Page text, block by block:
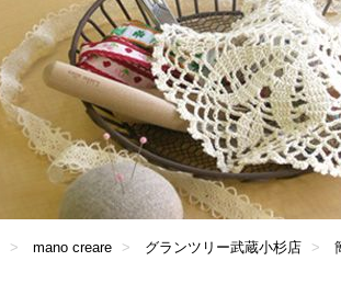
mano creare グランツリー武蔵小杉店